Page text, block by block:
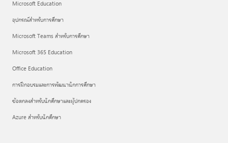
Microsoft Education
อุปกรณ์สำหรับการศึกษา
Microsoft Teams สำหรับการศึกษา
Microsoft 365 Education
Office Education
การฝึกอบรมและการพัฒนานักการศึกษา
ข้อตกลงสำหรับนักศึกษาและผู้ปกครอง
Azure สำหรับนักศึกษา